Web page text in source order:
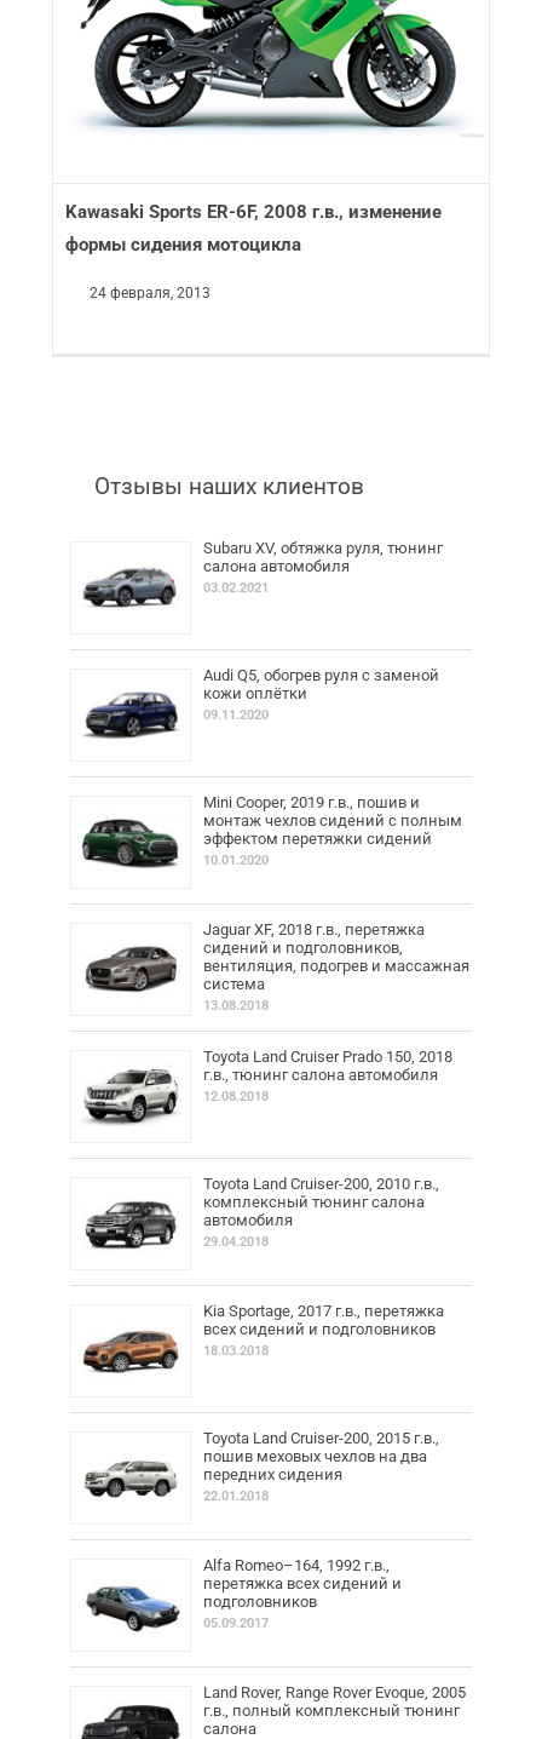
Kawasaki Sports ER-6F, 2008 г.в., изменение
формы сидения мотоцикла
24 февраля, 2013
Отзывы наших клиентов
Subaru XV, обтяжка руля, тюнинг
салона автомобиля
03.02.2021
Audi Q5, обогрев руля с заменой
кожи оплётки
09.11.2020
Mini Cooper, 2019 г.в., пошив и
монтаж чехлов сидений с полным
эффектом перетяжки сидений
10.01.2020
Jaguar XF, 2018 г.в., перетяжка
сидений и подголовников,
вентиляция, подогрев и массажная
система
13.08.2018
Toyota Land Cruiser Prado 150, 2018
г.в., тюнинг салона автомобиля
12.08.2018
Toyota Land Cruiser-200, 2010 г.в.,
комплексный тюнинг салона
автомобиля
29.04.2018
Kia Sportage, 2017 г.в., перетяжка
всех сидений и подголовников
18.03.2018
Toyota Land Cruiser-200, 2015 г.в.,
пошив меховых чехлов на два
передних сидения
22.01.2018
Alfa Romeo–164, 1992 г.в.,
перетяжка всех сидений и
подголовников
05.09.2017
Land Rover, Range Rover Evoque, 2005
г.в., полный комплексный тюнинг
салона